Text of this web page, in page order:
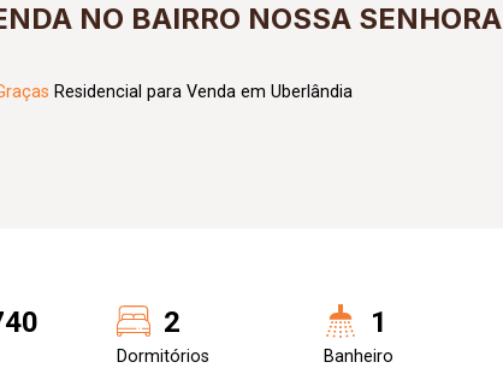
NO BAIRRO NOSSA SENHORA
Residencial para Venda em Uberlândia
2
Dormitórios
1
Banheiro